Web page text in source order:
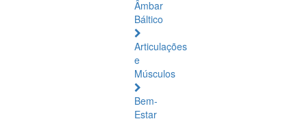
Âmbar
Báltico
Articulações
e
Músculos
Bem-
Estar